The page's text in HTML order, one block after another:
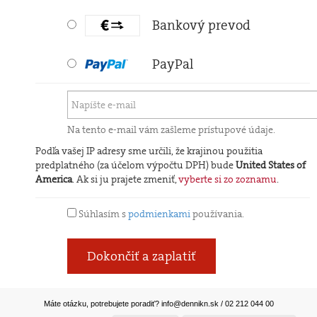
Bankový prevod
PayPal
Na tento e-mail vám zašleme prístupové údaje.
Podľa vašej IP adresy sme určili, že krajinou použitia
predplatného (za účelom výpočtu DPH) budeUnited States of
America. Ak si ju prajete zmeniť,vyberte si zo zoznamu.
Súhlasím spodmienkamipoužívania.
Dokončiť a zaplatiť
Máte otázku, potrebujete poradiť? info@dennikn.sk / 02 212 044 00